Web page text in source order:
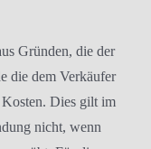
Gründen, die der
die dem Verkäufer
Kosten. Dies gilt im
nicht, wenn